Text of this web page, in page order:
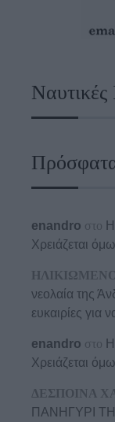
Ναυτικές
enandro στο
Χρειάζεται
νεολαία της
ευκαιρίες για
enandro στο
Χρειάζεται
ΔΕΣΠΟΙΝΑ
ΠΑΝΗΓΥΡΙ